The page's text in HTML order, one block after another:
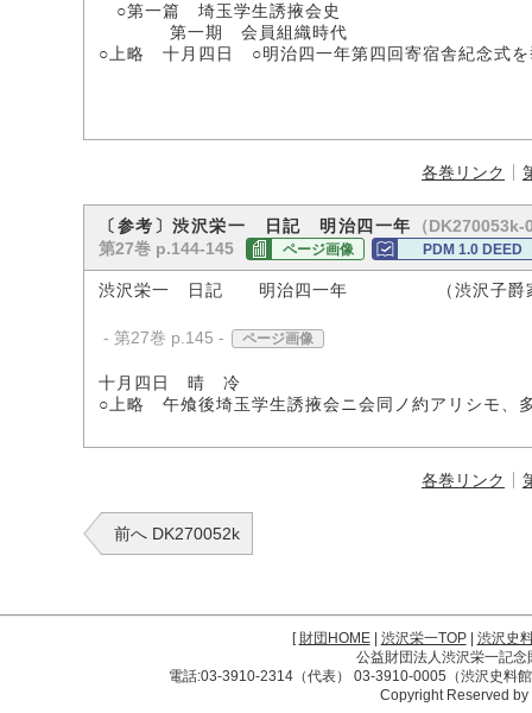
○第一篇 埼玉学生誘掖会史
第一期 会員組織時代
○上略 十月四日 ○明治四一年第四回寄宿舎紀念式
各巻リンク
〔参考〕渋沢栄一 日記 明治四一年
（DK270053k-
第27巻 p.144-145
ページ画像 PDM 1.0 DEED
渋沢栄一 日記 明治四一年 （渋沢子爵家
- 第27巻 p.145 - ページ画像
十月四日 晴 冷
○上略 午飧後埼玉学生誘掖会ニ会同ノ約アリシモ、
各巻リンク
前へ DK270052k
[財団HOME| 渋沢栄一TOP| 渋沢史
公益財団法人渋沢栄一記
電話:03-3910-2314（代表） 03-3910-0005（渋沢史料
Copyright Reserved